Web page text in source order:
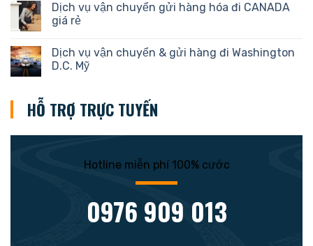
Dịch vụ vận chuyển gửi hàng hóa đi CANADA
giá rẻ
Dịch vụ vận chuyển & gửi hàng đi Washington
D.C. Mỹ
HỖ TRỢ TRỰC TUYẾN
Hotline miễn phí 100% cước
0976 909 013